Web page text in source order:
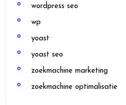
wordpress seo
wp
yoast
yoast seo
zoekmachine marketing
zoekmachine optimalisatie